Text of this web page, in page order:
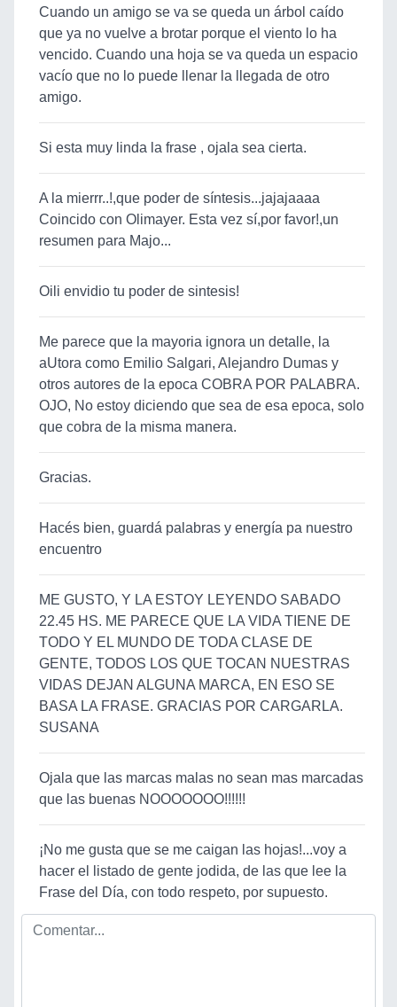
Cuando un amigo se va se queda un árbol caído
que ya no vuelve a brotar porque el viento lo ha
vencido. Cuando una hoja se va queda un espacio
vacío que no lo puede llenar la llegada de otro
amigo.
Si esta muy linda la frase , ojala sea cierta.
A la mierrr..!,que poder de síntesis...jajajaaaa
Coincido con Olimayer. Esta vez sí,por favor!,un
resumen para Majo...
Oili envidio tu poder de sintesis!
Me parece que la mayoria ignora un detalle, la
aUtora como Emilio Salgari, Alejandro Dumas y
otros autores de la epoca COBRA POR PALABRA.
OJO, No estoy diciendo que sea de esa epoca, solo
que cobra de la misma manera.
Gracias.
Hacés bien, guardá palabras y energía pa nuestro
encuentro
ME GUSTO, Y LA ESTOY LEYENDO SABADO
22.45 HS. ME PARECE QUE LA VIDA TIENE DE
TODO Y EL MUNDO DE TODA CLASE DE
GENTE, TODOS LOS QUE TOCAN NUESTRAS
VIDAS DEJAN ALGUNA MARCA, EN ESO SE
BASA LA FRASE. GRACIAS POR CARGARLA.
SUSANA
Ojala que las marcas malas no sean mas marcadas
que las buenas NOOOOOOO!!!!!!
¡No me gusta que se me caigan las hojas!...voy a
hacer el listado de gente jodida, de las que lee la
Frase del Día, con todo respeto, por supuesto.